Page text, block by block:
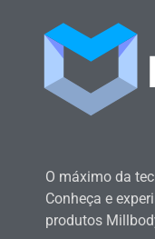
O máximo da
Conheça e
produtos